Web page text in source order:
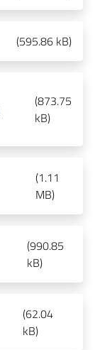
(595.86 kB)
(873.75
kB)
(1.11
MB)
(990.85
kB)
(62.04
kB)